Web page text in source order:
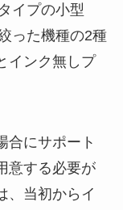
イプの小型
った機種の2種
インク無しプ
合にサポート
意する必要が
、当初からイ